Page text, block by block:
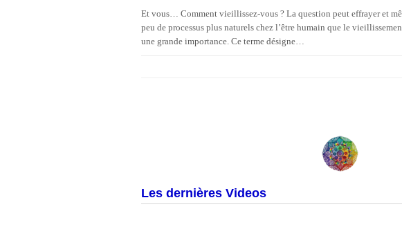
Et vous… Comment vieillissez-vous ? La question peut effrayer et
peu de processus plus naturels chez l’être humain que le
une grande importance. Ce terme désigne…
Les dernières Videos